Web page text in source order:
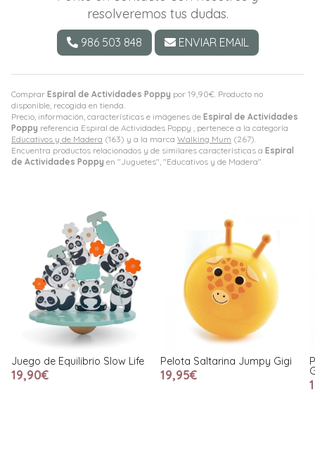
Comprar Espiral de Actividades Poppy por 19,90€. Producto no
disponible, recogida en tienda.
Precio, información, características e imágenes de Espiral de Actividades
Poppy referencia Espiral de Actividades Poppy , pertenece a la categoría
Educativos y de Madera (163) y a la marca Walking Mum (267).
Encuentra productos relacionados y de similares características a Espiral
de Actividades Poppy en "Juguetes", "Educativos y de Madera".
resolveremos tus dudas.
986 503 848 ENVIAR EMAIL
Juego de Equilibrio Slow Life
19,90€
Pelota Saltarina Jumpy Gigi
19,95€